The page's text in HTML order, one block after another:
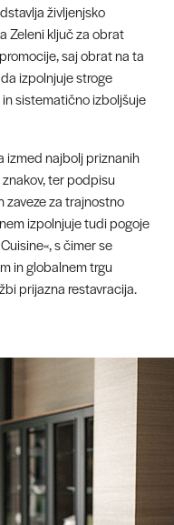
življenjsko
Zeleni ključ za obrat
saj obrat na ta
izpolnjuje stroge
sistematično izboljšuje
izmed najbolj priznanih
ter podpisu
zaveze za trajnostno
izpolnjuje tudi pogoje
s čimer se
in globalnem trgu
prijazna restavracija.